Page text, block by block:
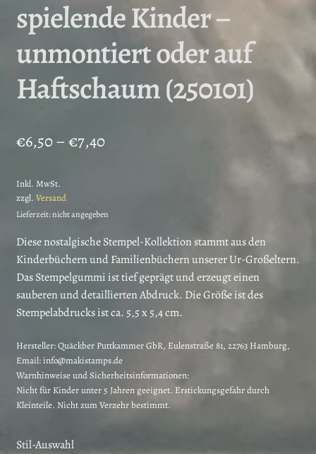
spielende Kinder –
unmontiert oder auf
Haftschaum (250101)
€6,50–€7,40Preisspanne:
€7,40
Inkl. MwSt.
zzgl. Versand
Lieferzeit: nicht angegeben
Diese nostalgische Stempel-Kollektion stammt aus den
Kinderbüchern und Familienbüchern unserer Ur-Großeltern.
Das Stempelgummi ist tief geprägt und erzeugt einen
sauberen und detaillierten Abdruck. Die Größe ist des
Stempelabdrucks ist ca. 5,5 x 5,4 cm.
Hersteller:Quäckber Puttkammer GbR, Eulenstraße 81, 22763 Hamburg,
Email: info@makistamps.de
Warnhinweise und Sicherheitsinformationen:
Nicht für Kinder unter 5 Jahren geeignet. Erstickungsgefahr durch
Kleinteile. Nicht zum Verzehr bestimmt.
Stil-Auswahl